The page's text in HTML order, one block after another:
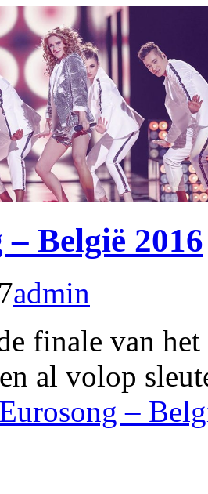
België 2016
admin
finale van
al volop
Eurosong –